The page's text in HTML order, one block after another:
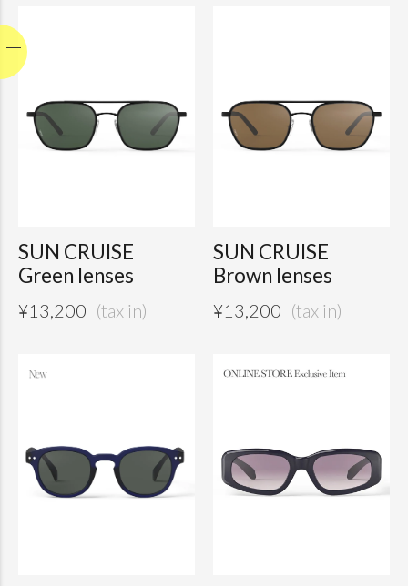
SUN CRUISE
Green lenses
¥13,200
SUN CRUISE
Brown lenses
¥13,200